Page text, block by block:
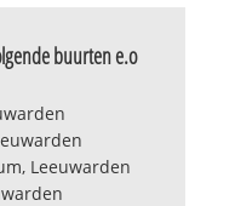
buurten e.o
Leeuwarden